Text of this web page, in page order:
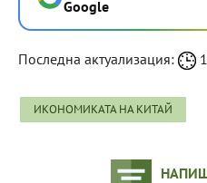
Google
Последна актуализация:
ИКОНОМИКАТА НА КИТАЙ